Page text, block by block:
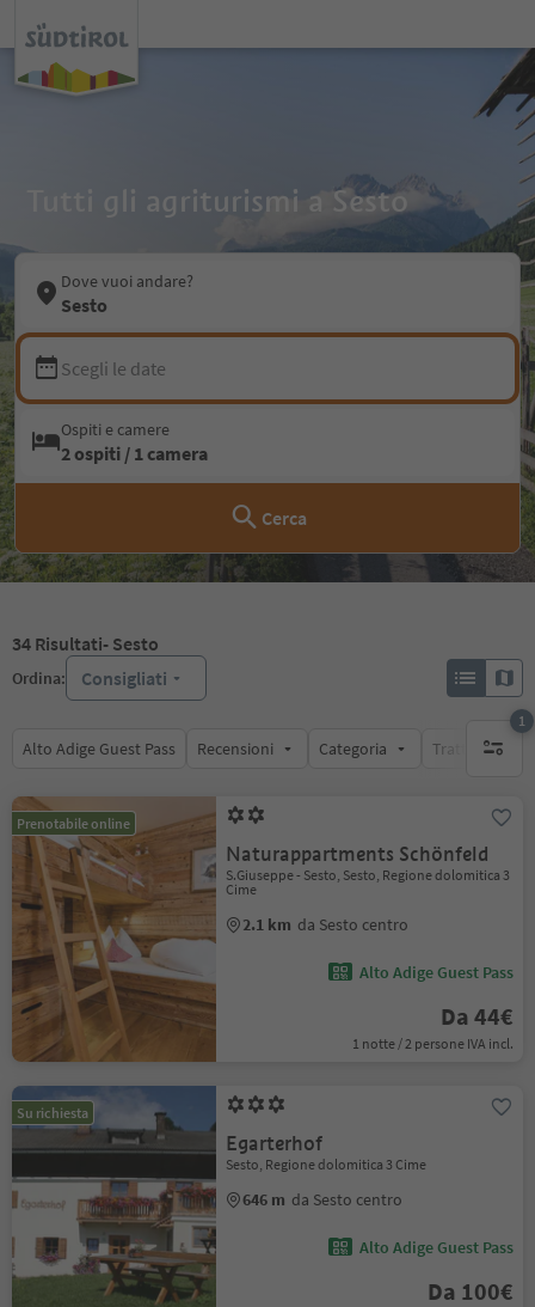
Tutti gli agriturismi a Sesto
Dove vuoi andare?
Sesto
Scegli le date
Ospiti e camere
2 ospiti / 1 camera
Cerca
34 Risultati- Sesto
Ordina: Consigliati
Alto Adige Guest Pass Recensioni Categoria Trattamento
1
1 filtro
Prenotabile online
Naturappartments Schönfeld
S.Giuseppe - Sesto, Sesto, Regione dolomitica 3
Cime
2.1 km da Sesto centro
Alto Adige Guest Pass
Da 44€
1 notte / 2 persone IVA incl.
Su richiesta
Egarterhof
Sesto, Regione dolomitica 3 Cime
646 m da Sesto centro
Alto Adige Guest Pass
Da 100€